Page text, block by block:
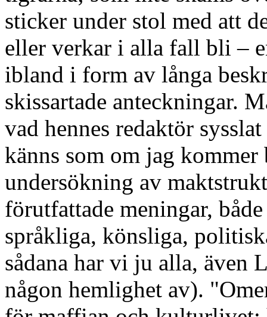
sticker under stol med att
eller verkar i alla fall bli –
ibland i form av långa
skissartade anteckningar.
vad hennes redaktör
känns som om jag kommer
undersökning av
förutfattade meningar,
språkliga, könsliga,
sådana har vi ju alla, även
någon hemlighet av).